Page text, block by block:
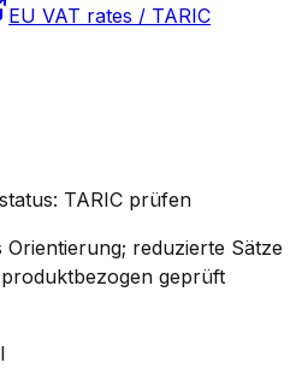
EU VAT rates / TARIC
: TARIC prüfen
reduzierte Sätze
geprüft